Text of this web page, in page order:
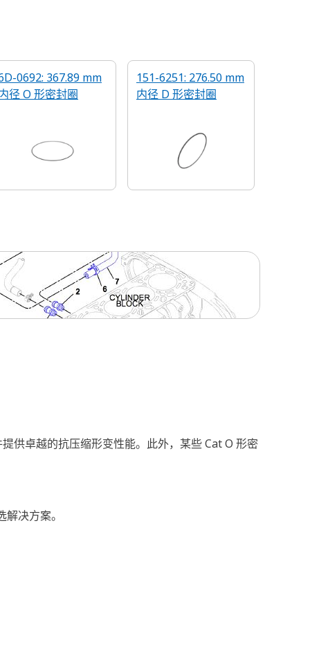
0692: 367.89 mm
径 O 形密封圈
151-6251: 276.50 mm
内径 D 形密封圈
供卓越的抗压缩形变性能。此外，某些 Cat O 形密
决方案。